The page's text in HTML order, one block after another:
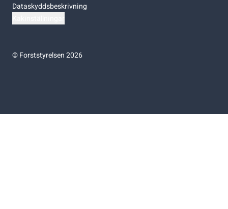
Dataskyddsbeskrivning
©Forststyrelsen 2026